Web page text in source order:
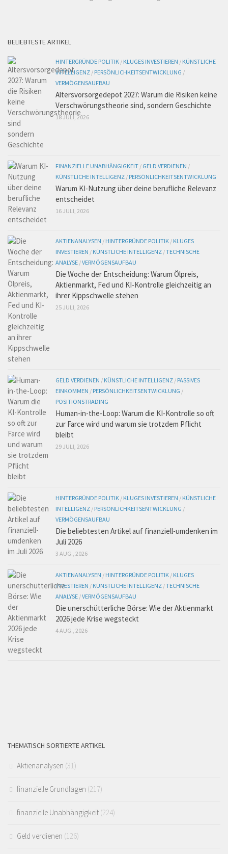
BELIEBTESTE ARTIKEL
HINTERGRÜNDE POLITIK / KLUGES INVESTIEREN / KÜNSTLICHE
INTELLIGENZ / PERSÖNLICHKEITSENTWICKLUNG /
VERMÖGENSAUFBAU
Altersvorsorgedepot 2027: Warum die Risiken keine
Verschwörungstheorie sind, sondern Geschichte
18 JULI, 2026
FINANZIELLE UNABHÄNGIGKEIT / GELD VERDIENEN /
KÜNSTLICHE INTELLIGENZ / PERSÖNLICHKEITSENTWICKLUNG
Warum KI-Nutzung über deine berufliche Relevanz
entscheidet
16 JULI, 2026
AKTIENANALYSEN / HINTERGRÜNDE POLITIK / KLUGES
INVESTIEREN / KÜNSTLICHE INTELLIGENZ /TECHNISCHE
ANALYSE /VERMÖGENSAUFBAU
Die Woche der Entscheidung: Warum Ölpreis,
Aktienmarkt, Fed und KI-Kontrolle gleichzeitig an
ihrer Kippschwelle stehen
25 JULI, 2026
GELD VERDIENEN / KÜNSTLICHE INTELLIGENZ / PASSIVES
EINKOMMEN / PERSÖNLICHKEITSENTWICKLUNG /
POSITIONSTRADING
Human-in-the-Loop: Warum die KI-Kontrolle so oft
zur Farce wird und warum sie trotzdem Pflicht
bleibt
29 JULI, 2026
HINTERGRÜNDE POLITIK / KLUGES INVESTIEREN / KÜNSTLICHE
INTELLIGENZ / PERSÖNLICHKEITSENTWICKLUNG /
VERMÖGENSAUFBAU
Die beliebtesten Artikel auf finanziell-umdenken im
Juli 2026
3 AUG., 2026
AKTIENANALYSEN / HINTERGRÜNDE POLITIK / KLUGES
INVESTIEREN / KÜNSTLICHE INTELLIGENZ /TECHNISCHE
ANALYSE /VERMÖGENSAUFBAU
Die unerschütterliche Börse: Wie der Aktienmarkt
2026 jede Krise wegsteckt
4 AUG., 2026
THEMATISCH SORTIERTE ARTIKEL
Aktienanalysen (31)
finanzielle Grundlagen (217)
finanzielle Unabhängigkeit (224)
Geld verdienen (126)